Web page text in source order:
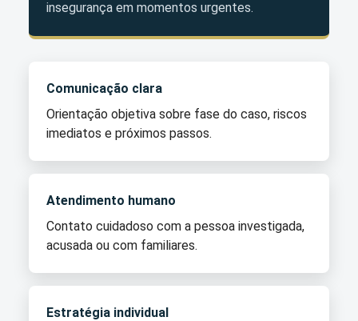
insegurança em momentos urgentes.
Comunicação clara
Orientação objetiva sobre fase do caso, riscos
imediatos e próximos passos.
Atendimento humano
Contato cuidadoso com a pessoa investigada,
acusada ou com familiares.
Estratégia individual